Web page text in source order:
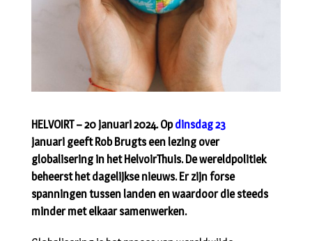
HELVOIRT – 20 januari 2024. Opdinsdag 23
januari geeft Rob Brugts een lezing over
globalisering in het HelvoirThuis. De wereldpolitiek
beheerst het dagelijkse nieuws. Er zijn forse
spanningen tussen landen en waardoor die steeds
minder met elkaar samenwerken.